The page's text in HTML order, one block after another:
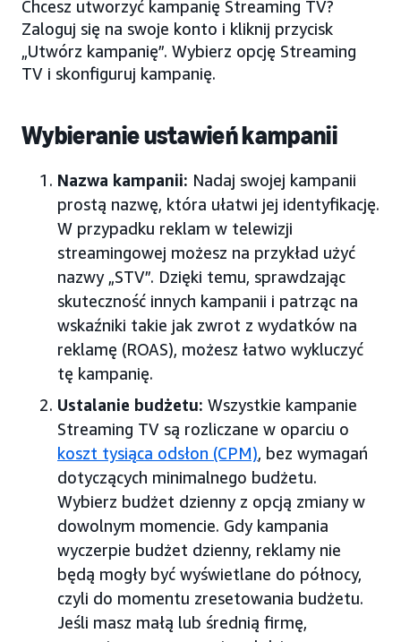
Chcesz utworzyć kampanię Streaming TV?
Zaloguj się na swoje konto i kliknij przycisk
„Utwórz kampanię”. Wybierz opcję Streaming
TV i skonfiguruj kampanię.
Wybieranie ustawień kampanii
Nazwa kampanii: Nadaj swojej kampanii
prostą nazwę, która ułatwi jej identyfikację.
W przypadku reklam w telewizji
streamingowej możesz na przykład użyć
nazwy „STV”. Dzięki temu, sprawdzając
skuteczność innych kampanii i patrząc na
wskaźniki takie jak zwrot z wydatków na
reklamę (ROAS), możesz łatwo wykluczyć
tę kampanię.
Ustalanie budżetu: Wszystkie kampanie
Streaming TV są rozliczane w oparciu o
koszt tysiąca odsłon (CPM), bez wymagań
dotyczących minimalnego budżetu.
Wybierz budżet dzienny z opcją zmiany w
dowolnym momencie. Gdy kampania
wyczerpie budżet dzienny, reklamy nie
będą mogły być wyświetlane do północy,
czyli do momentu zresetowania budżetu.
Jeśli masz małą lub średnią firmę,